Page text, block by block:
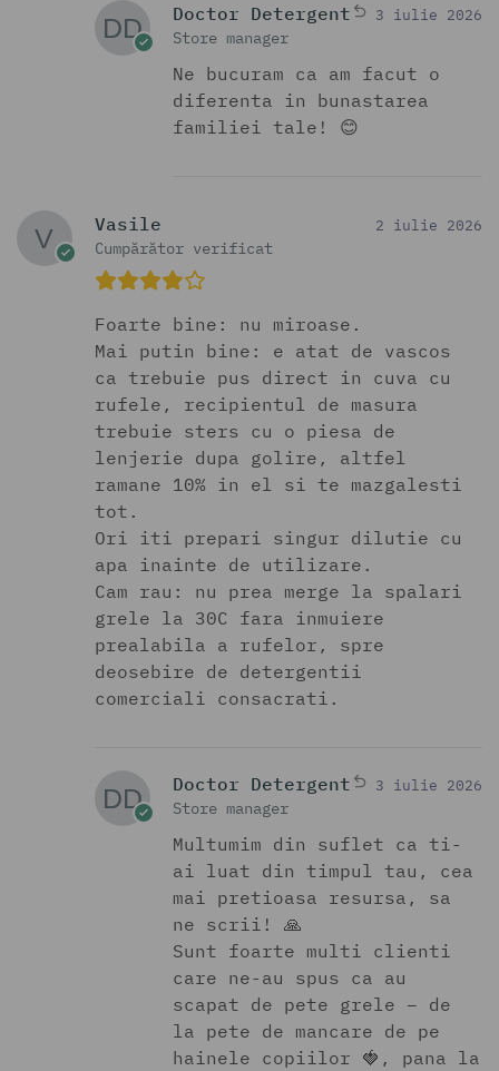
Doctor Detergent
Store manager
3 iulie 2026
Ne bucuram ca am facut o
diferenta in bunastarea
familiei tale! 😊
Vasile
Cumpărător verificat
2 iulie 2026
Foarte bine: nu miroase.
Mai putin bine: e atat de vascos
ca trebuie pus direct in cuva cu
rufele, recipientul de masura
trebuie sters cu o piesa de
lenjerie dupa golire, altfel
ramane 10% in el si te mazgalesti
tot.
Ori iti prepari singur dilutie cu
apa inainte de utilizare.
Cam rau: nu prea merge la spalari
grele la 30C fara inmuiere
prealabila a rufelor, spre
deosebire de detergentii
comerciali consacrati.
Doctor Detergent
Store manager
3 iulie 2026
Multumim din suflet ca ti-
ai luat din timpul tau, cea
mai pretioasa resursa, sa
ne scrii! 🙏
Sunt foarte multi clienti
care ne-au spus ca au
scapat de pete grele – de
la pete de mancare de pe
hainele copiilor 🍓, pana la